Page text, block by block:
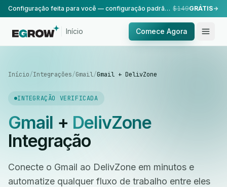
Configuração feita para você — configuração padrão, realizada pela nossa equipe. $149GRÁTIS
Início Comece Agora
Início/Integrações/Gmail/Gmail + DelivZone
INTEGRAÇÃO VERIFICADA
Gmail + DelivZone
Integração
Conecte o Gmail ao DelivZone em minutos e
automatize qualquer fluxo de trabalho entre eles